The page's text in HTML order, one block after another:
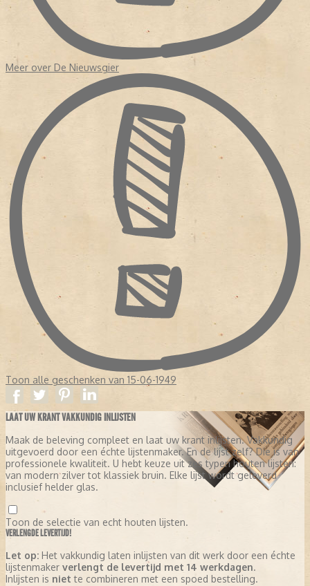
Meer over De Nieuwsgier
Toon alle geschenken van 15-06-1949
LAAT UW KRANT VAKKUNDIG INLIJSTEN
Maak de beleving compleet en laat uw krant inlijsten. Vakkundig
uitgevoerd door een échte lijstenmaker. En de lijst zelf? Die is van
professionele kwaliteit. U hebt keuze uit zes typen houten lijsten:
van modern zilver tot klassiek bruin. Elke lijst wordt geleverd
inclusief helder glas.
Toon de selectie van echt houten lijsten.
VERLENGDE LEVERTIJD!
Let op: Het vakkundig laten inlijsten van dit werk door een échte
lijstenmaker verlengt de levertijd met 14 werkdagen.
Inlijsten is niet te combineren met een spoed bestelling.